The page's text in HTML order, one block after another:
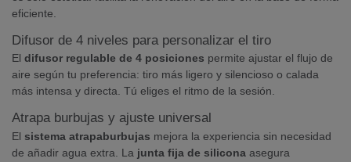
eficiente.
Difusor de 4 niveles para personalizar el tiro
El difusor regulable de 4 posiciones permite ajustar el flujo de
aire según tu preferencia: tiro más ligero y silencioso o calada
más intensa y directa. Tú eliges el ritmo de la sesión.
Atrapa burbujas y ajuste universal
El sistema atrapaburbujas mejora la experiencia sin necesidad
de añadir agua extra. La junta fija de silicona asegura